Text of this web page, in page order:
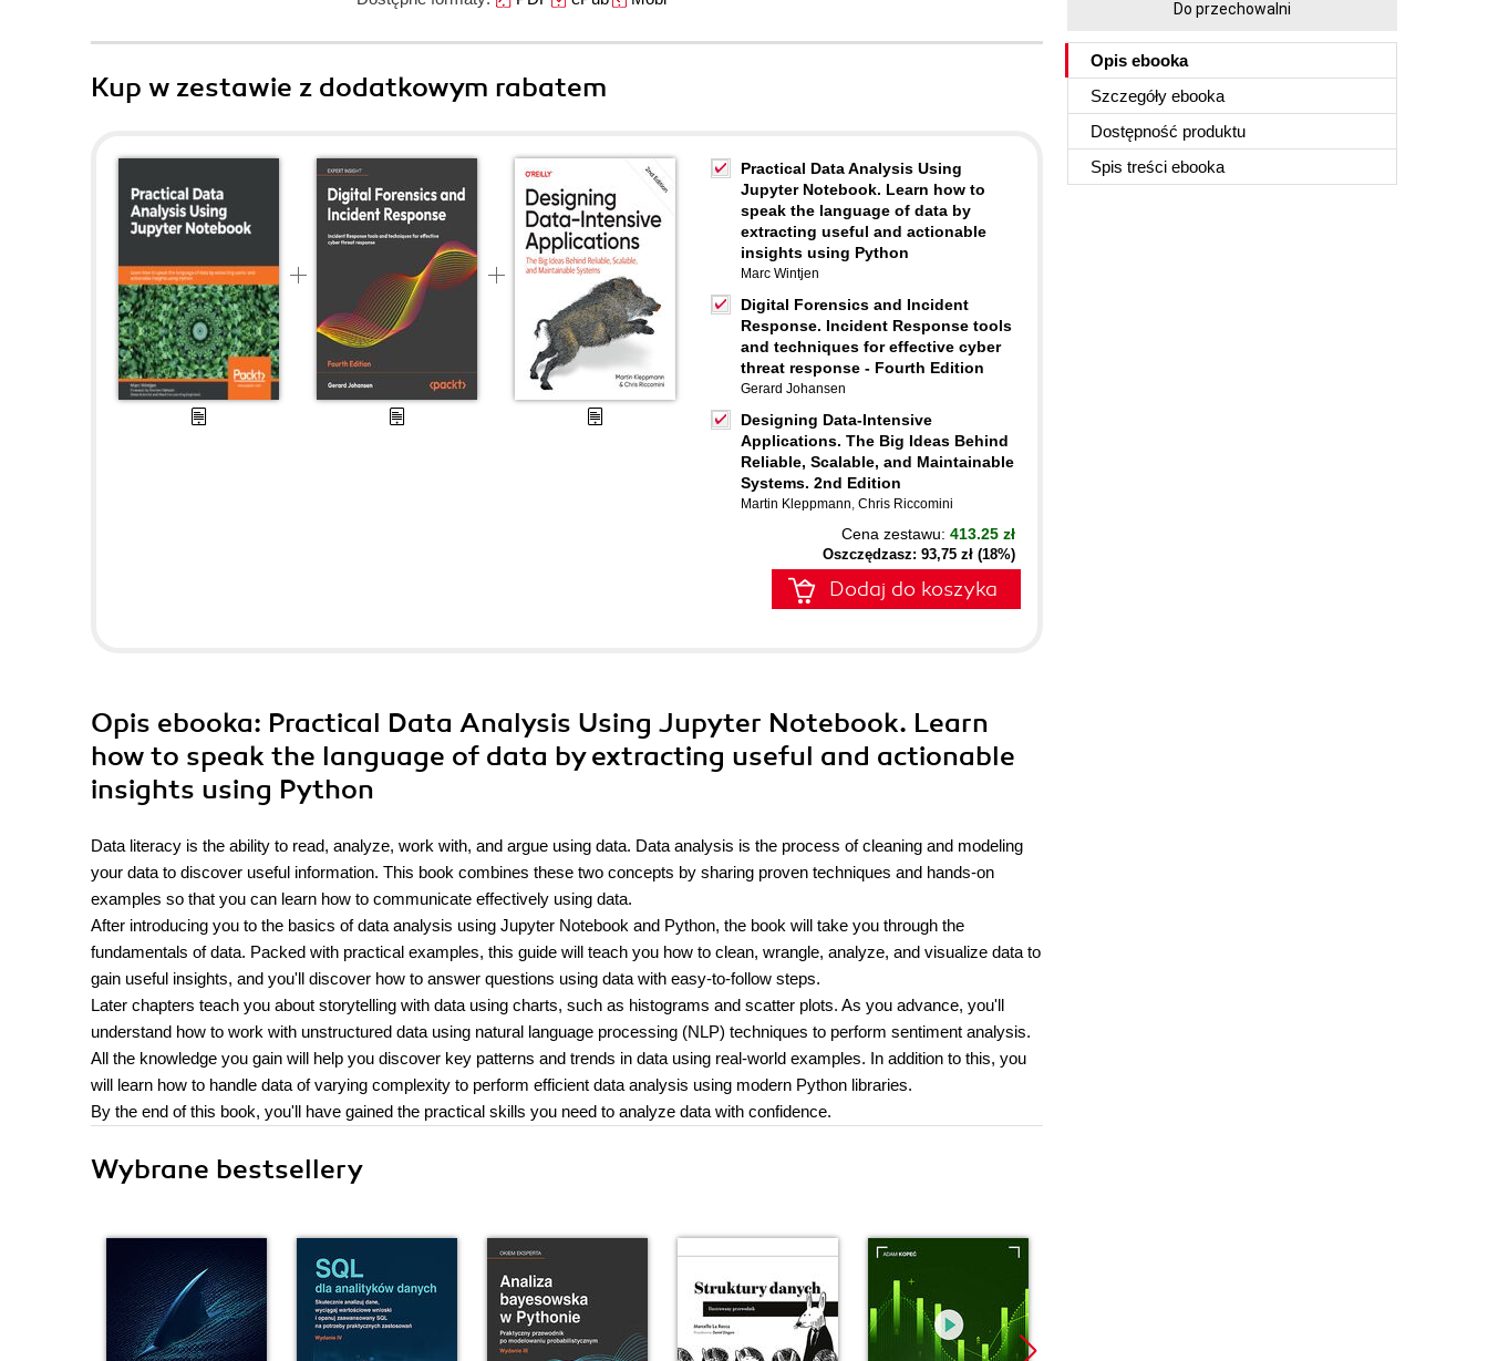
Do przechowalni
Opis ebooka
Szczegóły ebooka
Dostępność produktu
Spis treści ebooka
Kup w zestawie z dodatkowym rabatem
Practical Data Analysis Using
Jupyter Notebook. Learn how to
speak the language of data by
extracting useful and actionable
insights using Python
Marc Wintjen
Digital Forensics and Incident
Response. Incident Response tools
and techniques for effective cyber
threat response - Fourth Edition
Gerard Johansen
Designing Data-Intensive
Applications. The Big Ideas Behind
Reliable, Scalable, and Maintainable
Systems. 2nd Edition
Martin Kleppmann, Chris Riccomini
Cena zestawu: 413.25 zł
Oszczędzasz: 93,75 zł (18%)
Dodaj do koszyka
Opis ebooka: Practical Data Analysis Using Jupyter Notebook. Learn
how to speak the language of data by extracting useful and actionable
insights using Python
Data literacy is the ability to read, analyze, work with, and argue using data. Data analysis is the process of cleaning and modeling
your data to discover useful information. This book combines these two concepts by sharing proven techniques and hands-on
examples so that you can learn how to communicate effectively using data.
After introducing you to the basics of data analysis using Jupyter Notebook and Python, the book will take you through the
fundamentals of data. Packed with practical examples, this guide will teach you how to clean, wrangle, analyze, and visualize data to
gain useful insights, and you'll discover how to answer questions using data with easy-to-follow steps.
Later chapters teach you about storytelling with data using charts, such as histograms and scatter plots. As you advance, you'll
understand how to work with unstructured data using natural language processing (NLP) techniques to perform sentiment analysis.
All the knowledge you gain will help you discover key patterns and trends in data using real-world examples. In addition to this, you
will learn how to handle data of varying complexity to perform efficient data analysis using modern Python libraries.
By the end of this book, you'll have gained the practical skills you need to analyze data with confidence.
Wybrane bestsellery